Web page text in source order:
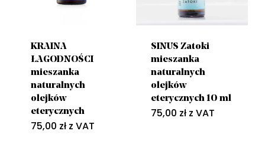
KRAINA
ŁAGODNOŚCI
mieszanka
naturalnych
olejków
eterycznych
75,00 zł z VAT
SINUS Zatoki
mieszanka
naturalnych
olejków
eterycznych 10 ml
75,00 zł z VAT